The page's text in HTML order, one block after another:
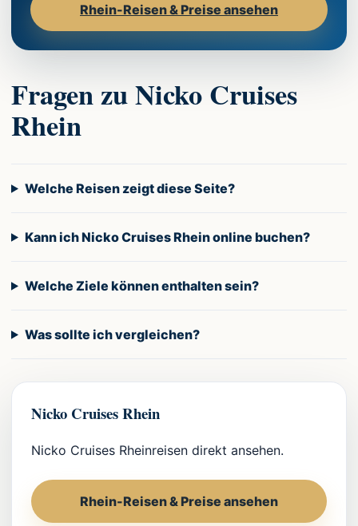
Rhein-Reisen & Preise ansehen
Fragen zu Nicko Cruises
Rhein
Welche Reisen zeigt diese Seite?
Kann ich Nicko Cruises Rhein online buchen?
Welche Ziele können enthalten sein?
Was sollte ich vergleichen?
Nicko Cruises Rhein
Nicko Cruises Rheinreisen direkt ansehen.
Rhein-Reisen & Preise ansehen